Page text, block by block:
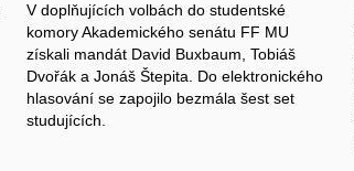
V doplňujících volbách do studentské
komory Akademického senátu FF MU
získali mandát David Buxbaum, Tobiáš
Dvořák a Jonáš Štepita. Do elektronického
hlasování se zapojilo bezmála šest set
studujících.